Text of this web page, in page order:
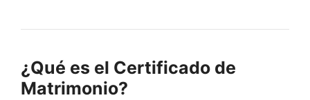
¿Qué es el Certificado de
Matrimonio?